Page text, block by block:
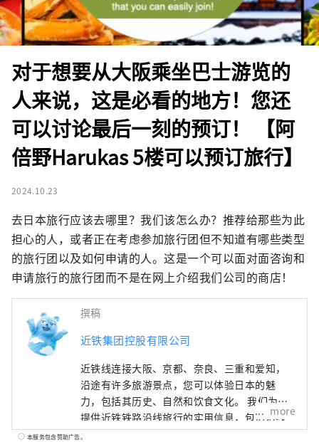
对于想要从大阪乘坐巴士游览的
人来说，这是必看的地方！您还
可以讨论最后一刻的预订！ 【阿
倍野Harukas 5楼可以预订旅行】
2024.10.23
去日本旅行应该去哪里？我们该怎么办？推荐给那些为此
担心的人，或者正在考虑参加旅行团但不知道有哪些类型
的旅行团以及如何申请的人。这是一个可以面对面咨询和
申请旅行的旅行团而不是在网上介绍我们公司的商店！
撰稿
近铁集团控股有限公司
近铁线连接大阪、京都、奈良、三重和爱知，
沿途有许多旅游景点，您可以体验日本的魅
力，包括其历史、自然和饮食文化。 我们为您
提供近铁铁路沿线旅行的实用信息，包括沿线
观光景点、推荐餐厅和酒店，以及有用的旅行
more
本服务包含赞助广告。